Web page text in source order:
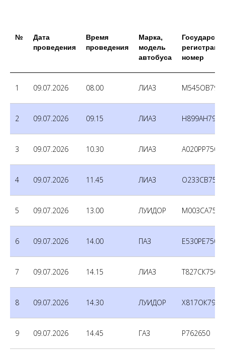
№
Дата
проведения
Время
проведения
Марка,
модель
автобуса
номер
1 09.07.2026 08.00 ЛИАЗ М545ОВ790
2 09.07.2026 09.15 ЛИАЗ Н899АН790
3 09.07.2026 10.30 ЛИАЗ А020РР750
4 09.07.2026 11.45 ЛИАЗ О233СВ750
5 09.07.2026 13.00 ЛУИДОР М003СА750
6 09.07.2026 14.00 ПАЗ Е530РЕ750
7 09.07.2026 14.15 ЛИАЗ Т827СК750
8 09.07.2026 14.30 ЛУИДОР Х817ОК790
9 09.07.2026 14.45 ГАЗ Р762650